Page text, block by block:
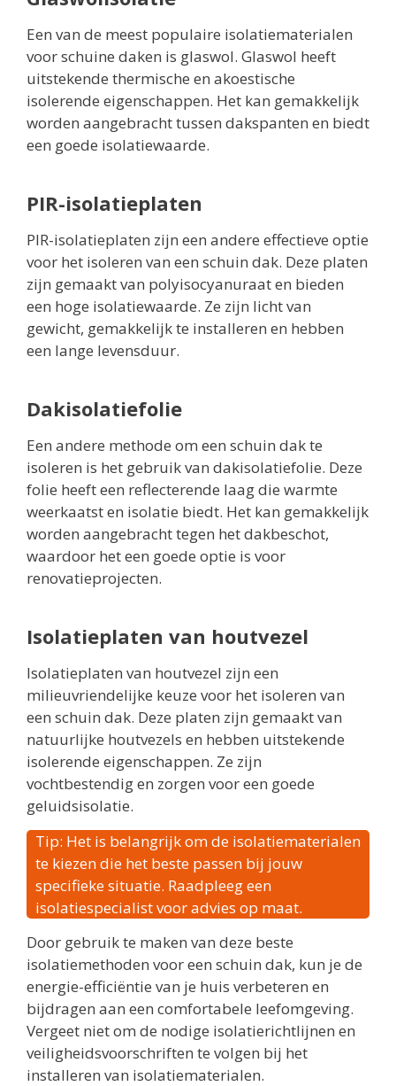
Een van de meest populaire isolatiematerialen
voor schuine daken is glaswol. Glaswol heeft
uitstekende thermische en akoestische
isolerende eigenschappen. Het kan gemakkelijk
worden aangebracht tussen dakspanten en biedt
een goede isolatiewaarde.
PIR-isolatieplaten
PIR-isolatieplaten zijn een andere effectieve optie
voor het isoleren van een schuin dak. Deze platen
zijn gemaakt van polyisocyanuraat en bieden
een hoge isolatiewaarde. Ze zijn licht van
gewicht, gemakkelijk te installeren en hebben
een lange levensduur.
Dakisolatiefolie
Een andere methode om een schuin dak te
isoleren is het gebruik van dakisolatiefolie. Deze
folie heeft een reflecterende laag die warmte
weerkaatst en isolatie biedt. Het kan gemakkelijk
worden aangebracht tegen het dakbeschot,
waardoor het een goede optie is voor
renovatieprojecten.
Isolatieplaten van houtvezel
Isolatieplaten van houtvezel zijn een
milieuvriendelijke keuze voor het isoleren van
een schuin dak. Deze platen zijn gemaakt van
natuurlijke houtvezels en hebben uitstekende
isolerende eigenschappen. Ze zijn
vochtbestendig en zorgen voor een goede
geluidsisolatie.
Tip: Het is belangrijk om de isolatiematerialen
te kiezen die het beste passen bij jouw
specifieke situatie. Raadpleeg een
isolatiespecialist voor advies op maat.
Door gebruik te maken van deze beste
isolatiemethoden voor een schuin dak, kun je de
energie-efficiëntie van je huis verbeteren en
bijdragen aan een comfortabele leefomgeving.
Vergeet niet om de nodige isolatierichtlijnen en
veiligheidsvoorschriften te volgen bij het
installeren van isolatiematerialen.